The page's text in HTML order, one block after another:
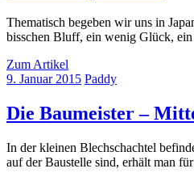
Thematisch begeben wir uns in
bisschen Bluff, ein wenig Glück,
Zum Artikel
9. Januar 2015 Paddy
Die Baumeister –
In der kleinen Blechschachtel
auf der Baustelle sind, erhält man